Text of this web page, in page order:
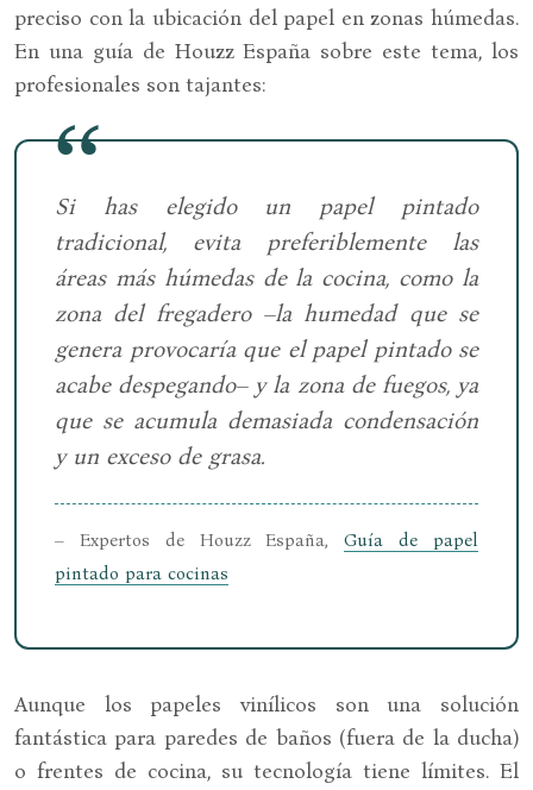
preciso con la ubicación del papel en zonas húmedas.
En una guía de Houzz España sobre este tema, los
profesionales son tajantes:
Si has elegido un papel pintado
tradicional, evita preferiblemente las
áreas más húmedas de la cocina, como la
zona del fregadero –la humedad que se
genera provocaría que el papel pintado se
acabe despegando– y la zona de fuegos, ya
que se acumula demasiada condensación
y un exceso de grasa.
– Expertos de Houzz España,Guía de papel
pintado para cocinas
Aunque los papeles vinílicos son una solución
fantástica para paredes de baños (fuera de la ducha)
o frentes de cocina, su tecnología tiene límites. El